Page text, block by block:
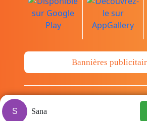
S Sana
Bannières
© Copyright 2014-2026
les droits sont